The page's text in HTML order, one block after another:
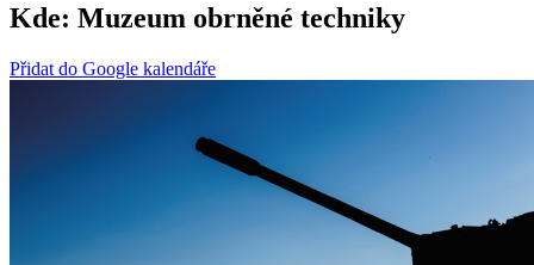
Kde: Muzeum obrněné techniky
Přidat do Google kalendáře